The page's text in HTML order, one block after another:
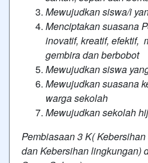
Mewujudkan siswa/i
Menciptakan suasana
inovatif, kreatif, efektif,
gembira dan berbobot
Mewujudkan siswa
Mewujudkan suasana
warga sekolah
Mewujudkan sekolah
Pembiasaan 3 K(
dan Kebersihan lingkungan)